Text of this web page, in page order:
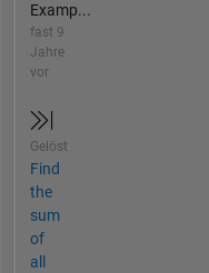
Examp...
fast 9
Jahre
vor
Gelöst
Find
the
sum
of
all